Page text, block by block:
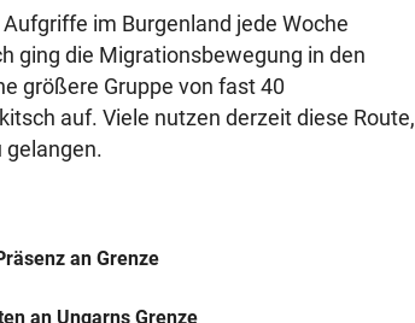
im Burgenland jede Woche
ging die Migrationsbewegung in den
größere Gruppe von fast 40
auf. Viele nutzen derzeit diese Route,
gelangen.
an Grenze
an Ungarns Grenze